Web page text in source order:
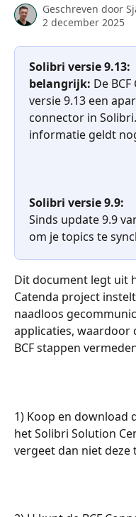
Geschreven door
2 december 2025
Solibri versie 9.13:
belangrijk: De
versie 9.13 een
connector in
informatie geldt
Solibri versie 9.9:
Sinds update 9.9
om je topics te
Dit document legt uit
Catenda project
naadloos
applicaties, waardoor
BCF stappen
1) Koop en download
het Solibri Solution
vergeet dan niet deze